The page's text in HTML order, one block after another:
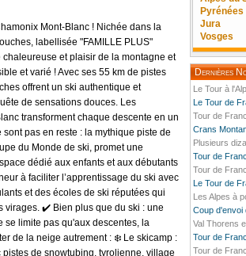
Mont-Blanc ! Nichée dans la
labellisée "FAMILLE PLUS"
et plaisir de la montagne et
et varié ! Avec ses 55 km de pistes
offrent un ski authentique et
de sensations douces. Les
transforment chaque descente en un
pas en reste : la mythique piste de
du Monde de ski, promet une
dédié aux enfants et aux débutants
à faciliter l’apprentissage du ski avec
et des écoles de ski réputées qui
virages. ✔️ Bien plus que du ski : une
se limite pas qu'aux descentes, la
de la neige autrement : ❄️ Le skicamp :
de snowtubing, tyrolienne, village
Pyrénées
Jura
Vosges
Dernières
Le Tour à
Le Tour de
Tour de
Crans
Plusieurs
Tour de
Tour de
Le Tour de
Les Alpes à
Coup d'envoi
Val Thorens
Tour de
Tour de